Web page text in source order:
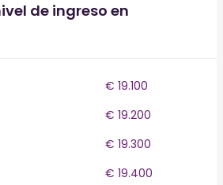
de ingreso en
€ 19.100
€ 19.200
€ 19.300
€ 19.400